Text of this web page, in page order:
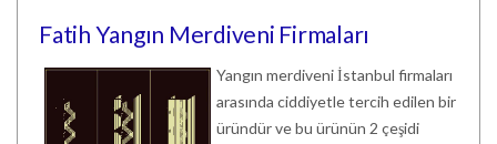
Fatih Yangın Merdiveni Firmaları
Yangın merdiveni İstanbul firmaları
arasında ciddiyetle tercih edilen bir
üründür ve bu ürünün 2 çeşidi